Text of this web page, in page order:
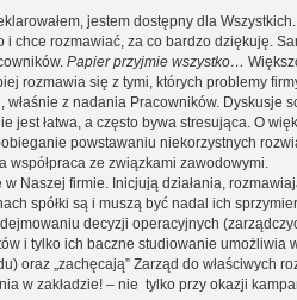
jestem dostępny dla
chce rozmawiać, za co bardzo dziękuję.
Papier przyjmie wszystko…
rozmawia się z tymi, których problemy
z nadania Pracowników.
łatwa, a często bywa stresująca. O
powstawaniu niekorzystnych
współpraca ze związkami zawodowymi.
Naszej firmie. Inicjują działania,
spółki są i muszą być nadal ich
decyzji operacyjnych
i tylko ich baczne studiowanie umożliwia
oraz „zachęcają” Zarząd do właściwych
w zakładzie! – nie tylko przy okazji